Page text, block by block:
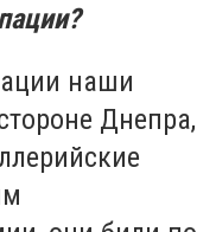
наши
Днепра,